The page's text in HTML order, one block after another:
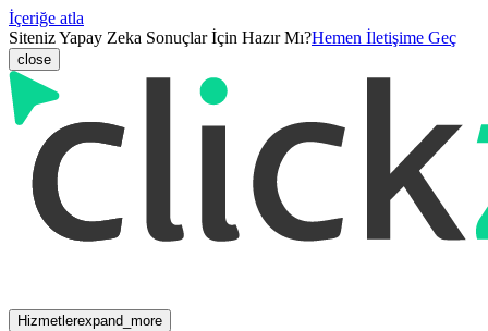
İçeriğe atla
Siteniz Yapay Zeka Sonuçlar İçin Hazır Mı?Hemen İletişime Geç
close
Hizmetlerexpand_more